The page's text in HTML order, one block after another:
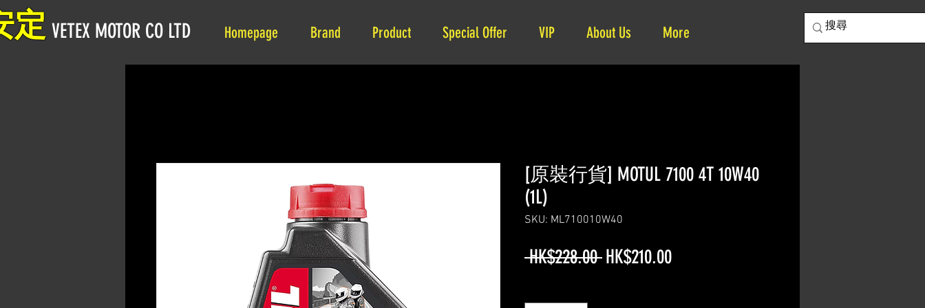
Homepage Brand Product Special Offer VIP About Us More
定 VETEX MOTOR CO LTD
[原裝行貨] MOTUL 7100 4T 10W40
(1L)
SKU: ML710010W40
HK$228.00 Regular
HK$210.00Sale